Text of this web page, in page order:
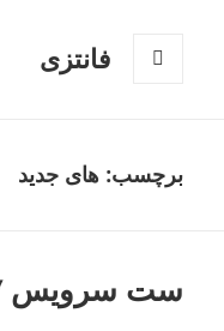
فانتزی
برچسب: های جدید
ست سرویس ۲۰۱۷